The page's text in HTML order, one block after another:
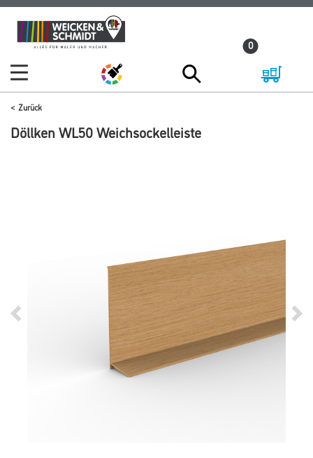
Zum
Inhalt
Zum
Navigationsmenü
0
Zurück
Döllken WL50 Weichsockelleiste